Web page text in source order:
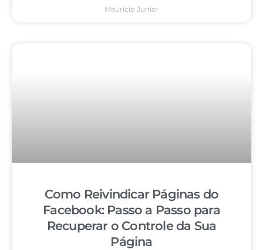
Mauricio Junior
Como Reivindicar Páginas do
Facebook: Passo a Passo para
Recuperar o Controle da Sua
Página